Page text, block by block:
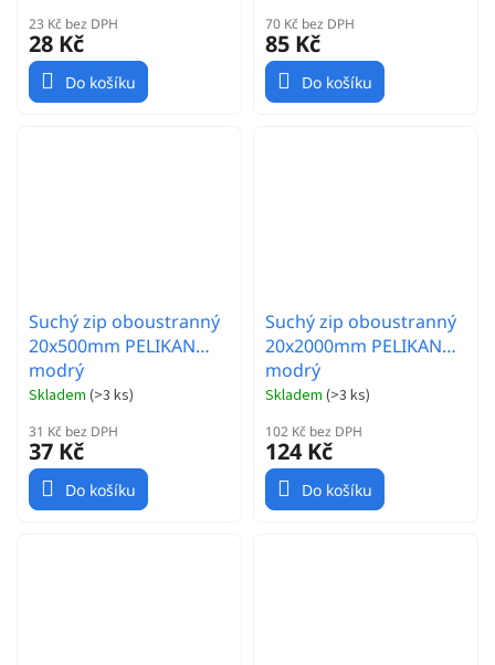
23 Kč bez DPH
28 Kč
Do košíku
70 Kč bez DPH
85 Kč
Do košíku
Suchý zip oboustranný
20x500mm PELIKAN
modrý
Skladem (>3 ks)
31 Kč bez DPH
37 Kč
Do košíku
Suchý zip oboustranný
20x2000mm PELIKAN
modrý
Skladem (>3 ks)
102 Kč bez DPH
124 Kč
Do košíku